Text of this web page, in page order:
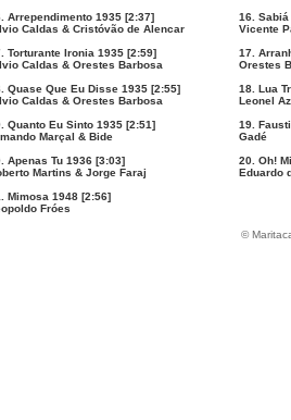
Arrependimento 1935 [2:37]
Caldas & Cristóvão de Alencar
Torturante Ironia 1935 [2:59]
Caldas & Orestes Barbosa
Quase Que Eu Disse 1935 [2:55]
Caldas & Orestes Barbosa
Quanto Eu Sinto 1935 [2:51]
Marçal & Bide
Apenas Tu 1936 [3:03]
Martins & Jorge Faraj
Mimosa 1948 [2:56]
Fróes
16.
Vicente
17.
Orestes
18. Lua
Leonel
19.
Gadé
20. Oh!
Eduardo
©